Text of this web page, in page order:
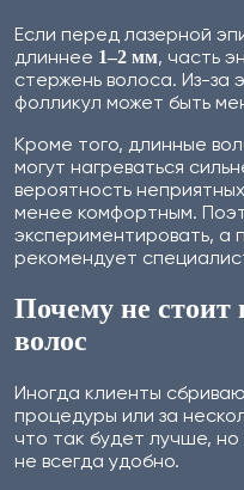
Если перед лазерной
длиннее 1–2 мм, часть
стержень волоса. Из-за
фолликул может быть
Кроме того, длинные
могут нагреваться
вероятность
менее комфортным.
экспериментировать, а
рекомендует
Почему не стоит
волос
Иногда клиенты
процедуры или за
что так будет лучше,
не всегда удобно.